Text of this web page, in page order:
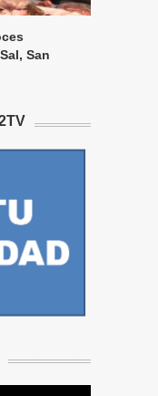
San